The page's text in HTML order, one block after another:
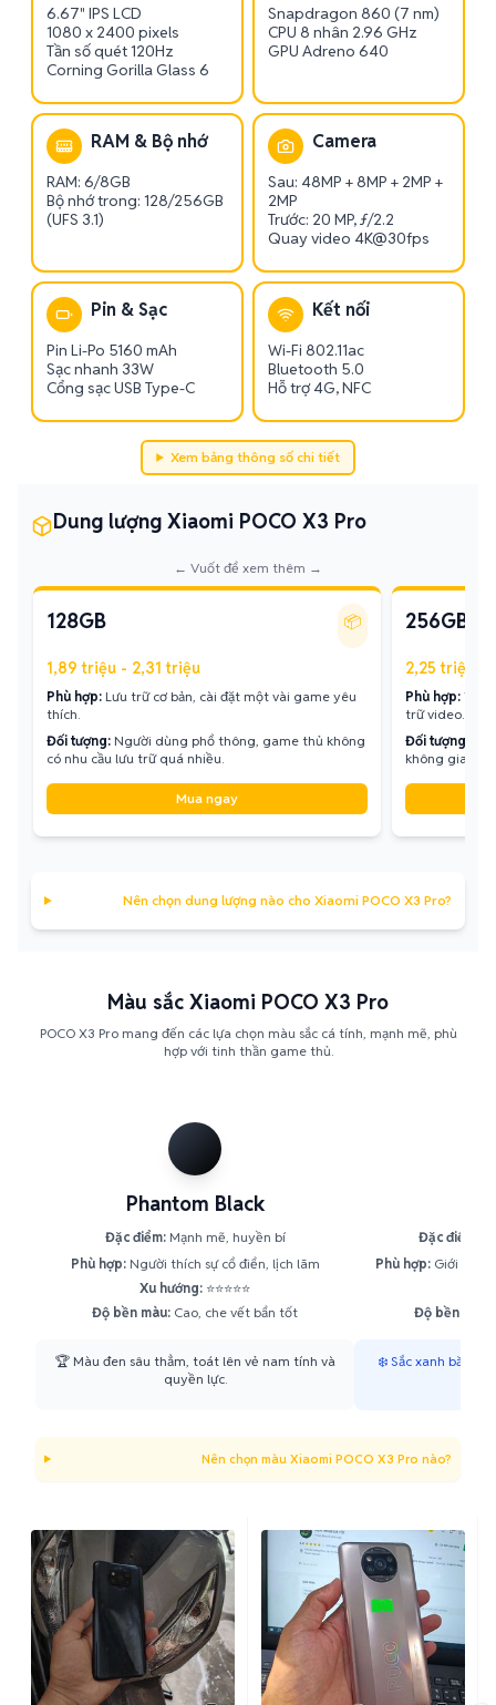
6.67" IPS LCD
1080 x 2400 pixels
Tần số quét 120Hz
Corning Gorilla Glass 6
Snapdragon 860 (7 nm)
CPU 8 nhân 2.96 GHz
GPU Adreno 640
RAM & Bộ nhớ
RAM: 6/8GB
Bộ nhớ trong: 128/256GB
(UFS 3.1)
Camera
Sau: 48MP + 8MP + 2MP +
2MP
Trước: 20 MP, ƒ/2.2
Quay video 4K@30fps
Pin & Sạc
Pin Li-Po 5160 mAh
Sạc nhanh 33W
Cổng sạc USB Type-C
Kết nối
Wi-Fi 802.11ac
Bluetooth 5.0
Hỗ trợ 4G, NFC
Xem bảng thông số chi tiết
Dung lượng Xiaomi POCO X3 Pro
← Vuốt để xem thêm →
128GB 📦
1,89 triệu - 2,31 triệu
Phù hợp: Lưu trữ cơ bản, cài đặt một vài game yêu
thích.
Đối tượng: Người dùng phổ thông, game thủ không
có nhu cầu lưu trữ quá nhiều.
Mua ngay
256GB
2,25 triệu -
Phù hợp:
trữ video.
Đối tượng:
không gian
Nên chọn dung lượng nào cho Xiaomi POCO X3 Pro?
Màu sắc Xiaomi POCO X3 Pro
POCO X3 Pro mang đến các lựa chọn màu sắc cá tính, mạnh mẽ, phù
hợp với tinh thần game thủ.
Phantom Black
Đặc điểm:Mạnh mẽ, huyền bí
Phù hợp:Người thích sự cổ điển, lịch lãm
Xu hướng: ⭐⭐⭐⭐⭐
Độ bền màu: Cao, che vết bẩn tốt
🏆 Màu đen sâu thẳm, toát lên vẻ nam tính và
quyền lực.
Đặc điểm:
Phù hợp:Giới trẻ,
Độ bền màu:
❄️ Sắc xanh băng
Nên chọn màu Xiaomi POCO X3 Pro nào?